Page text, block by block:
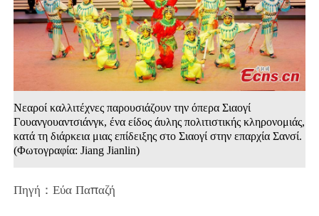
Νεαροί καλλιτέχνες παρουσιάζουν την όπερα Σιαογί
Γουανγουαντσιάνγκ, ένα είδος άυλης πολιτιστικής κληρονομιάς,
κατά τη διάρκεια μιας επίδειξης στο Σιαογί στην επαρχία Σανσί.
(Φωτογραφία: Jiang Jianlin)
Πηγή：Εύα Παπαζή